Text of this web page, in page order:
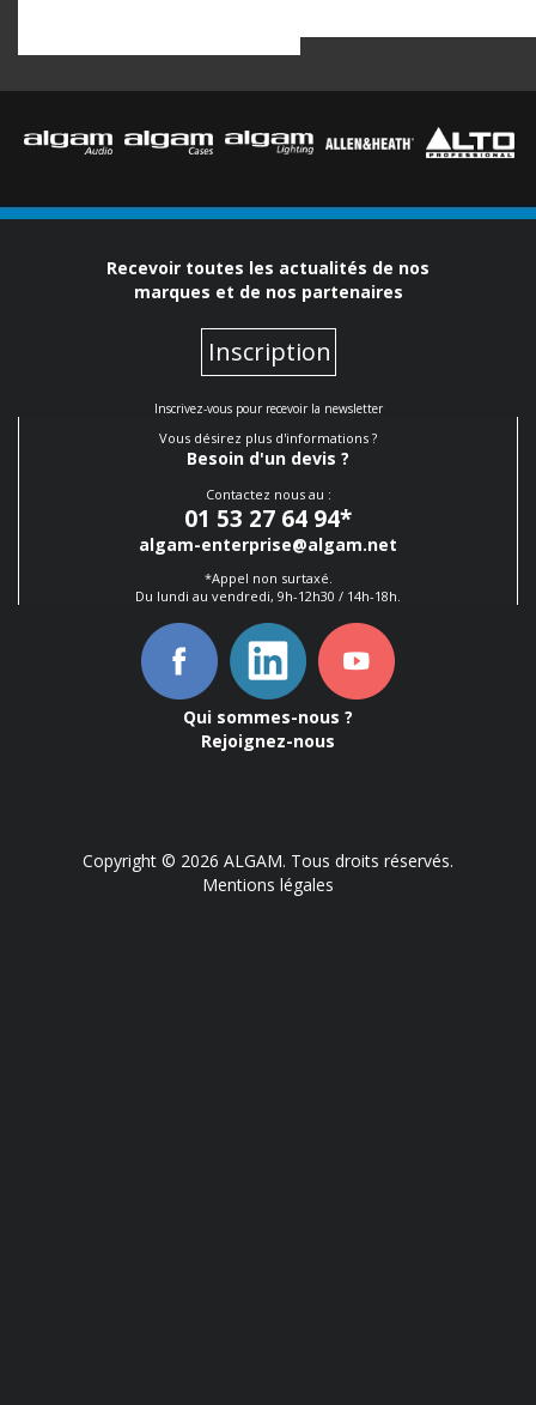
Recevoir toutes les actualités de nos
marques et de nos partenaires
Inscription
Inscrivez-vous pour recevoir la newsletter
Vous désirez plus d'informations ?
Besoin d'un devis ?
Contactez nous au :
01 53 27 64 94*
algam-enterprise@algam.net
*Appel non surtaxé.
Du lundi au vendredi, 9h-12h30 / 14h-18h.
Qui sommes-nous ?
Rejoignez-nous
Copyright © 2026 ALGAM. Tous droits réservés.
Mentions légales